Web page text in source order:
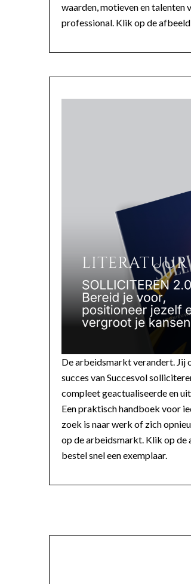
waarden, motieven en talenten
professional. Klik op de
De arbeidsmarkt verandert. Jij
succes van Succesvol
compleet geactualiseerde en
Een praktisch handboek voor
zoek is naar werk of zich
op de arbeidsmarkt. Klik op de
bestel snel een exemplaar.